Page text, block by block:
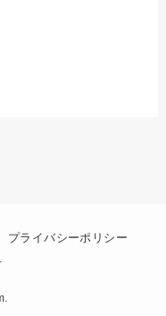
プライバシーポリシー